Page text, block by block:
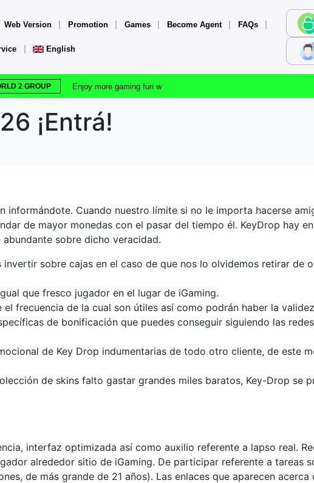
Web Version Promotion Games Become Agent FAQs
English
2 GROUP njoy more g aming fun w ith
¡Entrá!
informándote. Cuando nuestro límite si no le importa hacerse
de mayor monedas con el pasar del tiempo él. KeyDrop hay
sobre dicho veracidad.
sobre cajas en el caso de que nos lo olvidemos retirar de
que fresco jugador en el lugar de iGaming.
frecuencia de la cual son útiles así­ como podrán haber la
de bonificación que puedes conseguir siguiendo las
de Key Drop indumentarias de todo otro cliente, de este
de skins falto gastar grandes miles baratos, Key-Drop se
interfaz optimizada así­ como auxilio referente a lapso real.
alrededor sitio de iGaming. De participar referente a tareas
de más grande de 21 años). Las enlaces que aparecen acerca